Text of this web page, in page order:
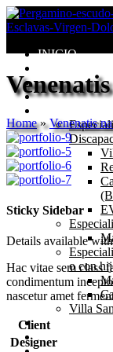
INICIO
Valores
Misión
o con
Villa
Seglares
Blog
Home»Venenatis
Sticky Sidebar
Details available
Hac vitae sem class
condimentum
nascetur amet
Client
Designer